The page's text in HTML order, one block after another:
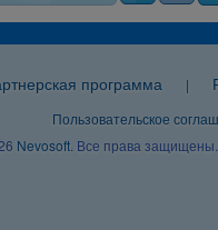
программа |
Пользовательское
Nevosoft . Все права защищены